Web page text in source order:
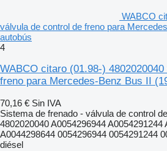
WABCO
válvula de control de freno para
autobús
4
WABCO citaro (01.98-)
freno para Mercedes-Benz Bus II
70,16 € Sin IVA
Sistema de frenado - válvula de control
4802020040 A0054296944 A0054291244
A0044298644 0054296944 0054291244
diésel